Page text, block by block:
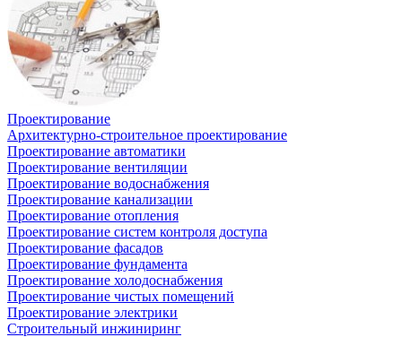
Проектирование
Архитектурно-строительное проектирование
Проектирование автоматики
Проектирование вентиляции
Проектирование водоснабжения
Проектирование канализации
Проектирование отопления
Проектирование систем контроля доступа
Проектирование фасадов
Проектирование фундамента
Проектирование холодоснабжения
Проектирование чистых помещений
Проектирование электрики
Строительный инжиниринг